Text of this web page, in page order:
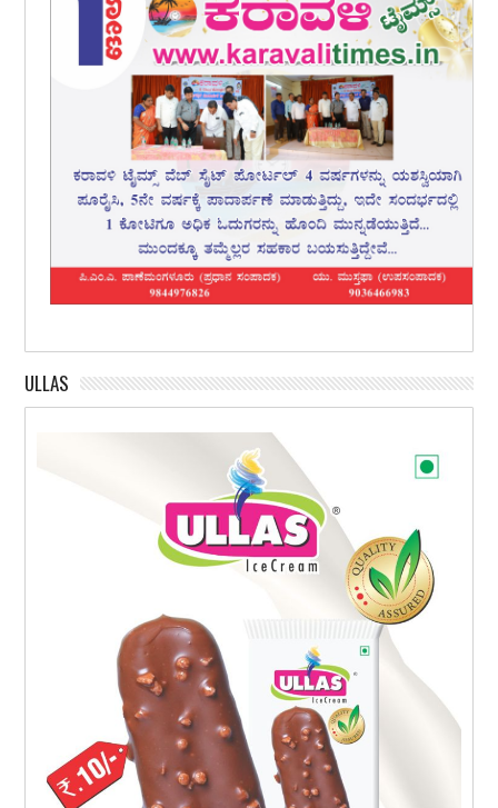
ULLAS